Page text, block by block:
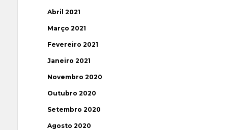
Abril 2021
Março 2021
Fevereiro 2021
Janeiro 2021
Novembro 2020
Outubro 2020
Setembro 2020
Agosto 2020